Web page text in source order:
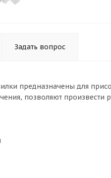
Задать вопрос
предназначены для
позволяют